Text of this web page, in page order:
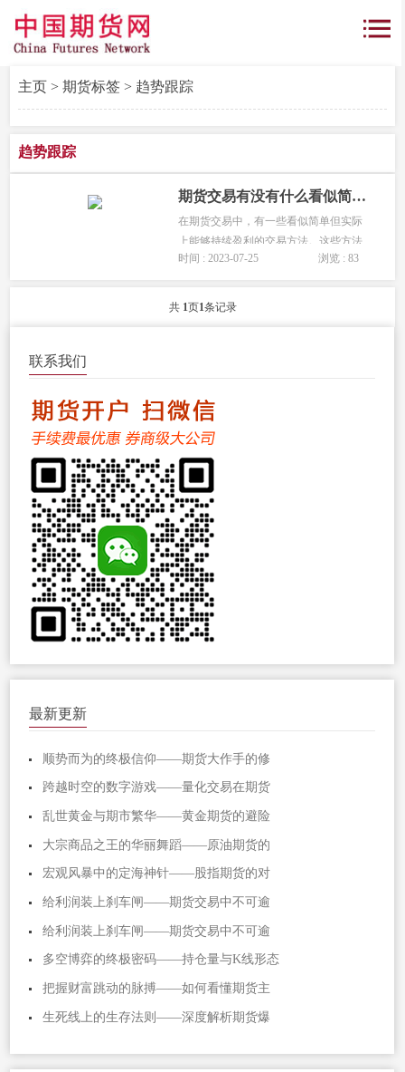
主页> 期货标签> 趋势跟踪
趋势跟踪
期货交易有没有什么看似简单但实际可以持续盈利的交易方法？
在期货交易中，有一些看似简单但实际
上能够持续盈利的交易方法。这些方法
通常基于一些简单的原则和技术分析工
和风险管理意识。以下是一些常见的简
时间 : 2023-07-25 浏览 : 83
共 1页1条记录
联系我们
最新更新
顺势而为的终极信仰——期货大作手的修
跨越时空的数字游戏——量化交易在期货
乱世黄金与期市繁华——黄金期货的避险
大宗商品之王的华丽舞蹈——原油期货的
宏观风暴中的定海神针——股指期货的对
给利润装上刹车闸——期货交易中不可逾
给利润装上刹车闸——期货交易中不可逾
多空博弈的终极密码——持仓量与K线形态
把握财富跳动的脉搏——如何看懂期货主
生死线上的生存法则——深度解析期货爆